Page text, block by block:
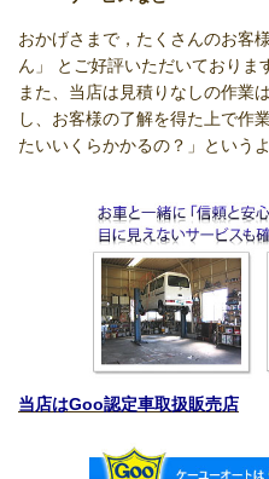
おかげさまで，たくさんのお客
ん」 とご好評いただいておりま
また、当店は見積りなしの作業
し、お客様の了解を得た上で作
たいいくらかかるの？」という
当店はGoo認定車取扱販売店